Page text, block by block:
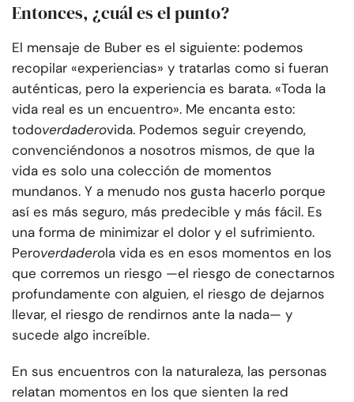
Entonces, ¿cuál es el punto?
El mensaje de Buber es el siguiente: podemos
recopilar «experiencias» y tratarlas como si fueran
auténticas, pero la experiencia es barata. «Toda la
vida real es un encuentro». Me encanta esto:
todoverdaderovida. Podemos seguir creyendo,
convenciéndonos a nosotros mismos, de que la
vida es solo una colección de momentos
mundanos. Y a menudo nos gusta hacerlo porque
así es más seguro, más predecible y más fácil. Es
una forma de minimizar el dolor y el sufrimiento.
Peroverdaderola vida es en esos momentos en los
que corremos un riesgo —el riesgo de conectarnos
profundamente con alguien, el riesgo de dejarnos
llevar, el riesgo de rendirnos ante la nada— y
sucede algo increíble.
En sus encuentros con la naturaleza, las personas
relatan momentos en los que sienten la red